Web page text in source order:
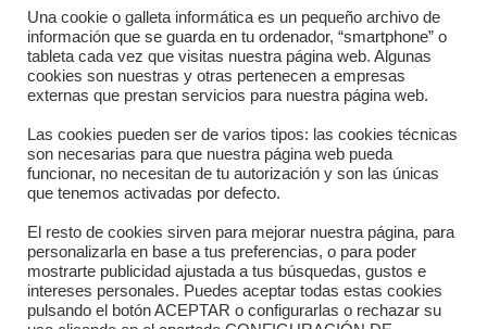
Directorio departamentos
Horario
Formulario de contacto
Copyright © 2025 FTCV
Una cookie o galleta informática es un pequeño archivo de
información que se guarda en tu ordenador, “smartphone” o
tableta cada vez que visitas nuestra página web. Algunas
cookies son nuestras y otras pertenecen a empresas
externas que prestan servicios para nuestra página web.
Las cookies pueden ser de varios tipos: las cookies técnicas
son necesarias para que nuestra página web pueda
funcionar, no necesitan de tu autorización y son las únicas
que tenemos activadas por defecto.
El resto de cookies sirven para mejorar nuestra página, para
personalizarla en base a tus preferencias, o para poder
mostrarte publicidad ajustada a tus búsquedas, gustos e
intereses personales. Puedes aceptar todas estas cookies
pulsando el botón ACEPTAR o configurarlas o rechazar su